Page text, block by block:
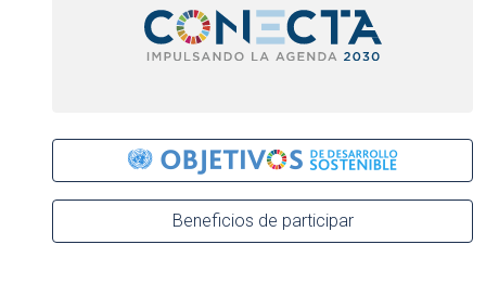
Beneficios de participar